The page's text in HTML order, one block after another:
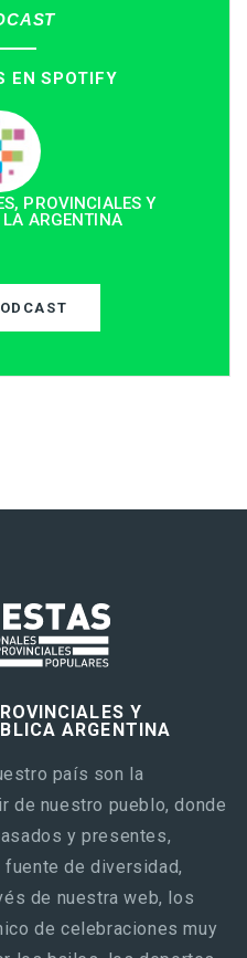
EN SPOTIFY
PROVINCIALES Y
LA ARGENTINA
Y
ARGENTINA
país son la
de nuestro pueblo, donde
y presentes,
de diversidad,
de nuestra web, los
de celebraciones muy